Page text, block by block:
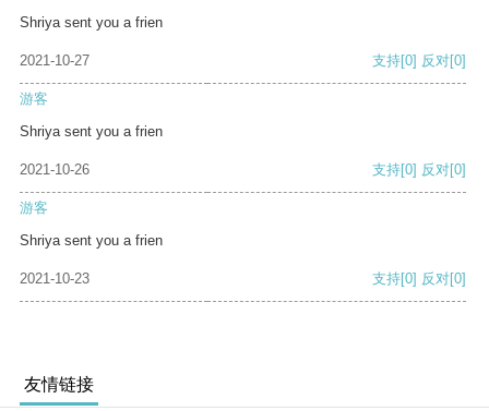
Shriya sent you a frien
2021-10-27 支持[0] 反对[0]
游客
Shriya sent you a frien
2021-10-26 支持[0] 反对[0]
游客
Shriya sent you a frien
2021-10-23 支持[0] 反对[0]
友情链接